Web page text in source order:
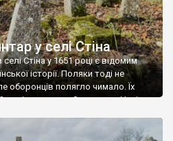
у селі Стіна
Стіна у 1651 році є відомим
історії. Поляки тоді не
оборонців полягло чимало. Їх
тоді називався Замковим. Нині на
є такі, де епітафії стер […]